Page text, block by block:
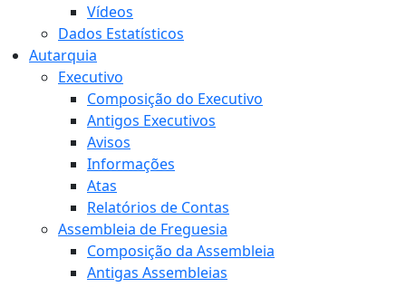
Vídeos
Dados Estatísticos
Autarquia
Executivo
Composição do Executivo
Antigos Executivos
Avisos
Informações
Atas
Relatórios de Contas
Assembleia de Freguesia
Composição da Assembleia
Antigas Assembleias